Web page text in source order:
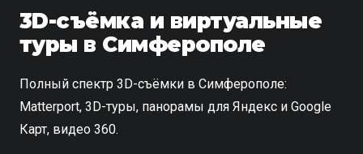
3D-съёмка и виртуальные
туры в Симферополе
Полный спектр 3D-съёмки в Симферополе:
Matterport, 3D-туры, панорамы для Яндекс и Google
Карт, видео 360.